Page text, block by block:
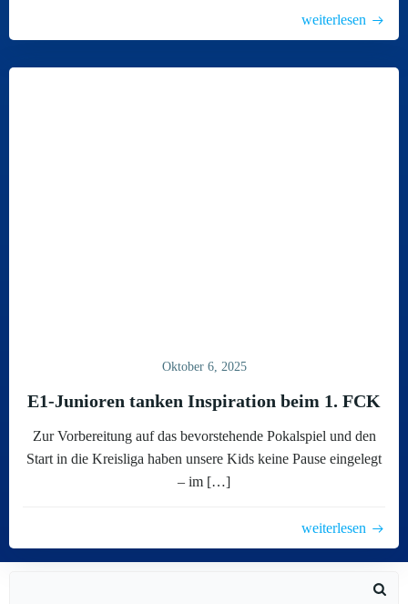
weiterlesen
Oktober 6, 2025
E1-Junioren tanken Inspiration beim 1. FCK
Zur Vorbereitung auf das bevorstehende Pokalspiel und den
Start in die Kreisliga haben unsere Kids keine Pause eingelegt
– im […]
weiterlesen